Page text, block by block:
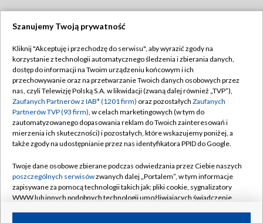
TVP
Abonament TVP
Emisja w TVP
Centrum informacji TVP
Naziemna Telewizja Cyfrowa
Rada Programowa
System NOS
Informacje o nadawcy
Regulamin TVP
Polityka prywatności
Moje zgody
Pomoc
Kontakt
Kanały
Szanujemy Twoją prywatność
Kliknij "Akceptuję i przechodzę do serwisu", aby wyrazić zgody na
korzystanie z technologii automatycznego śledzenia i zbierania danych,
dostęp do informacji na Twoim urządzeniu końcowym i ich
przechowywanie oraz na przetwarzanie Twoich danych osobowych przez
nas, czyli Telewizję Polską S.A. w likwidacji (zwaną dalej również „TVP”),
Zaufanych Partnerów z IAB* (1201 firm) oraz pozostałych Zaufanych
Partnerów TVP (93 firm), w celach marketingowych (w tym do
zautomatyzowanego dopasowania reklam do Twoich zainteresowań i
mierzenia ich skuteczności) i pozostałych, które wskazujemy poniżej, a
także zgody na udostępnianie przez nas identyfikatora PPID do Google.
Twoje dane osobowe zbierane podczas odwiedzania przez Ciebie naszych
poszczególnych serwisówzwanych dalej „Portalem”, w tym informacje
zapisywane za pomocą technologii takich jak: pliki cookie, sygnalizatory
WWW lub innych podobnych technologii umożliwiających świadczenie